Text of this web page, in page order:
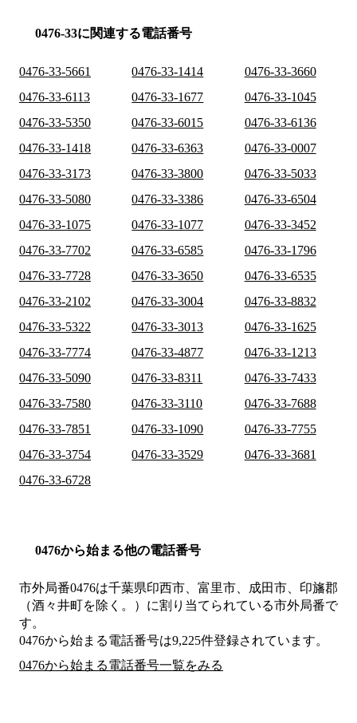
0476-33に関連する電話番号
0476-33-5661 0476-33-1414
0476-33-3660
0476-33-6113
0476-33-1677
0476-33-1045
0476-33-5350
0476-33-6015
0476-33-6136
0476-33-1418
0476-33-6363
0476-33-0007
0476-33-3173
0476-33-3800
0476-33-5033
0476-33-5080
0476-33-3386
0476-33-6504
0476-33-1075
0476-33-1077
0476-33-3452
0476-33-7702
0476-33-6585
0476-33-1796
0476-33-7728
0476-33-3650
0476-33-6535
0476-33-2102
0476-33-3004
0476-33-8832
0476-33-5322
0476-33-3013
0476-33-1625
0476-33-7774
0476-33-4877
0476-33-1213
0476-33-5090
0476-33-8311
0476-33-7433
0476-33-7580
0476-33-3110
0476-33-7688
0476-33-7851
0476-33-1090
0476-33-7755
0476-33-3754
0476-33-3529
0476-33-3681
0476-33-6728
0476から始まる他の電話番号
市外局番0476は千葉県印西市、富里市、成田市、印旛郡
（酒々井町を除く。） に割り当てられている市外局番で
す。
0476から始まる電話番号は9,225件登録されています。
0476から始まる電話番号一覧をみる